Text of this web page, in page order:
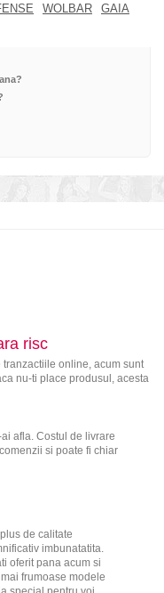
WOLBAR
GAIA
risc
online, acum sunt
nu-ti place produsul, acesta
afla. Costul de livrare
si poate fi chiar
de calitate
imbunatatita.
oferit pana acum si
frumoase modele